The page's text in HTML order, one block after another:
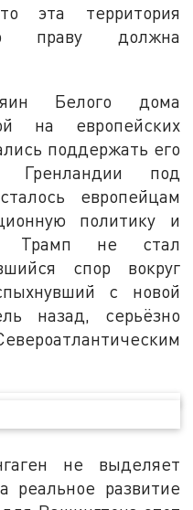
эта территория
праву должна
Белого дома
на европейских
поддержать его
под
европейцам
политику и
Трамп не стал
спор вокруг
с новой
назад, серьёзно
не выделяет
реальное развитие